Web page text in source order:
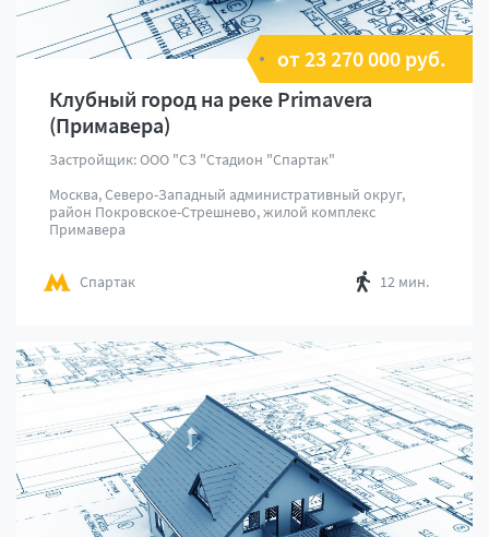
от 23 270 000 руб.
Клубный город на реке Primavera
(Примавера)
Застройщик: ООО "СЗ "Стадион "Спартак"
Москва, Северо-Западный административный округ,
район Покровское-Стрешнево, жилой комплекс
Примавера
Спартак 12 мин.